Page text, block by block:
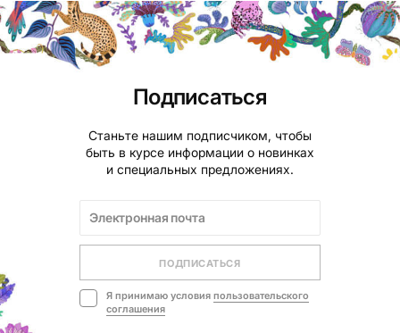
Подписаться
Станьте нашим подписчиком, чтобы
быть в курсе информации о новинках
и специальных предложениях.
ПОДПИСАТЬСЯ
Я принимаю условия пользовательского
соглашения